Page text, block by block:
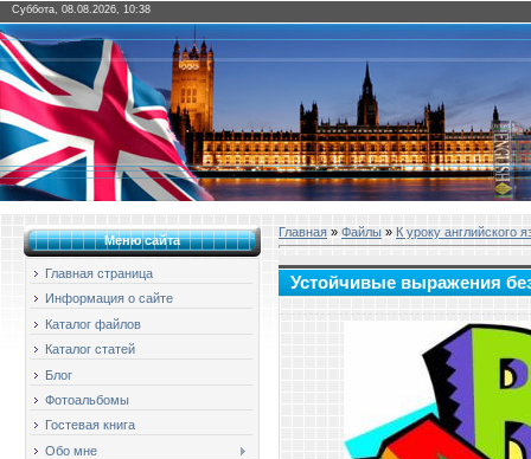
Суббота, 08.08.2026, 10:38
Меню сайта
Главная страница
Информация о сайте
Каталог файлов
Каталог статей
Блог
Фотоальбомы
Гостевая книга
Обо мне
Главная » Файлы » К уроку английского
Устойчивые выражения